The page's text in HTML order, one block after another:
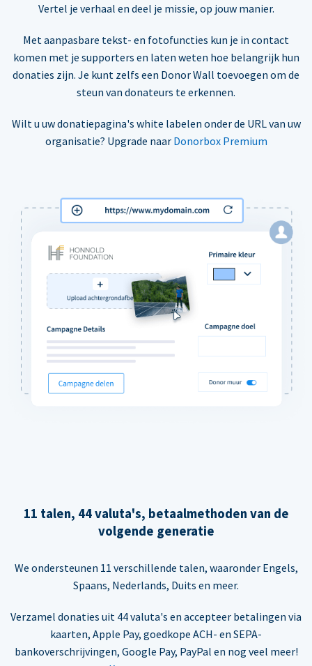
Vertel je verhaal en deel je missie, op jouw manier.
Met aanpasbare tekst- en fotofuncties kun je in contact
komen met je supporters en laten weten hoe belangrijk hun
donaties zijn. Je kunt zelfs een Donor Wall toevoegen om de
steun van donateurs te erkennen.
Wilt u uw donatiepagina's white labelen onder de URL van uw
organisatie? Upgrade naar Donorbox Premium
11 talen, 44 valuta's, betaalmethoden van de
volgende generatie
We ondersteunen 11 verschillende talen, waaronder Engels,
Spaans, Nederlands, Duits en meer.
Verzamel donaties uit 44 valuta's en accepteer betalingen via
kaarten, Apple Pay, goedkope ACH- en SEPA-
bankoverschrijvingen, Google Pay, PayPal en nog veel meer!